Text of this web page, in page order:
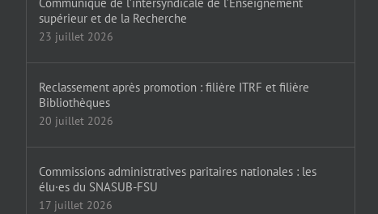
Communiqué de l’intersyndicale de l’Enseignement
supérieur et de la Recherche
23 juillet 2026
Reclassement après promotion : filière ITRF et filière
Bibliothèques
20 juillet 2026
Commissions administratives paritaires nationales : les
élu·es du SNASUB-FSU
17 juillet 2026